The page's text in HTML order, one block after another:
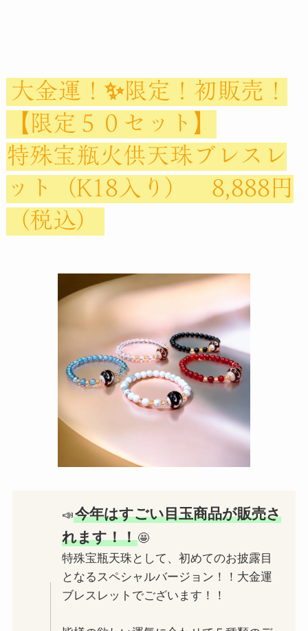
大金運！✨限定！初販売！
【限定５０セット】
特殊宝瓶火供天珠ブレスレ
ット（K18入り） 8,888円
（税込）
📣今年はすごい目玉商品が販売さ
れます！！🤩
特殊宝瓶天珠として、初めてのお披露目
となるスペシャルバージョン！！大金運
ブレスレットでございます！！